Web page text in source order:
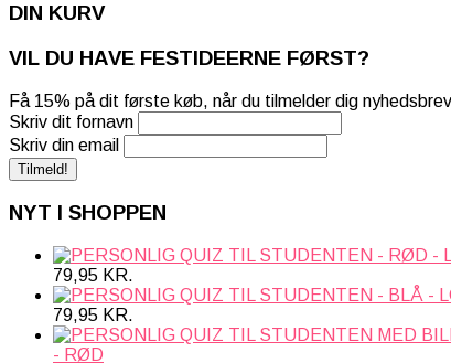
DIN KURV
VIL DU HAVE FESTIDEERNE FØRST?
Få 15% på dit første køb, når du tilmelder dig
Skriv dit fornavn
Skriv din email
NYT I SHOPPEN
79,95 KR.
79,95 KR.
- RØD